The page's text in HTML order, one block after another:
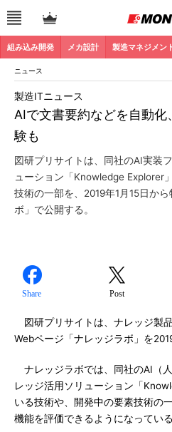
組み込み開発 メカ設計 製造マネジメン
ニュース
AIで文書要約などを自動
験も
製造ITニュース
図研プリサイトは、同社のAI実装
ューション「Knowledge Explorer
技術の一部を、2019年1月15日か
ボ」で公開する。
Share Post
図研プリサイトは、ナレッジ製
Webページ「ナレッジラボ」を
ナレッジラボでは、同社のAI（
レッジ活用ソリューション「
いる技術や、開発中の要素技術の
機能を評価できるようになっている